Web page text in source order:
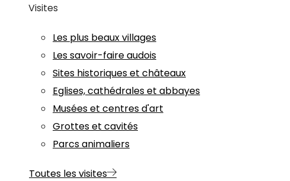
Visites
Les plus beaux villages
Les savoir-faire audois
Sites historiques et châteaux
Eglises, cathédrales et abbayes
Musées et centres d'art
Grottes et cavités
Parcs animaliers
Toutes les visites